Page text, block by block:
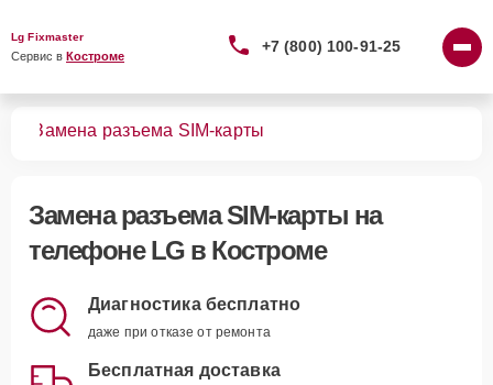
Lg Fixmaster
Сервис в Костроме
+7 (800) 100-91-25
Замена разъема SIM-карты
Замена разъема SIM-карты на
телефоне LG в Костроме
Диагностика бесплатно
даже при отказе от ремонта
Бесплатная доставка